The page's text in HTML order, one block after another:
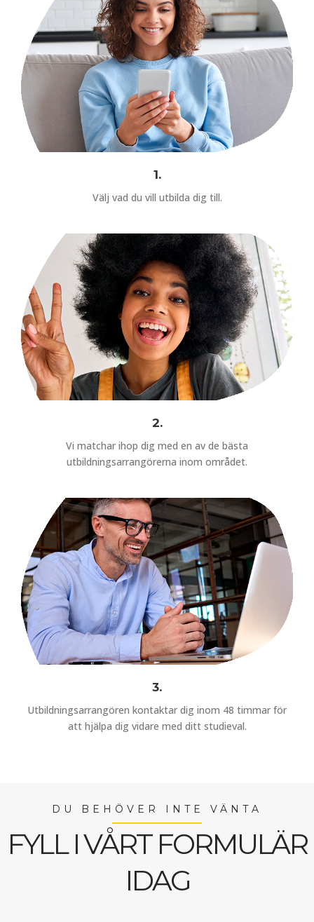
1.
Välj vad du vill utbilda dig till.
2.
Vi matchar ihop dig med en av de bästa
utbildningsarrangörerna inom området.
3.
Utbildningsarrangören kontaktar dig inom 48 timmar för
att hjälpa dig vidare med ditt studieval.
DU BEHÖVER INTE VÄNTA
FYLL I VÅRT FORMULÄR
IDAG